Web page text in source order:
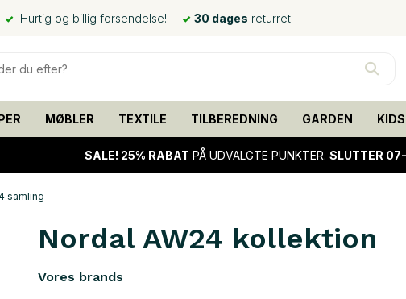
Hurtig og billig forsendelse! 30 dages returret
MØBLER TEXTILE TILBEREDNING GARDEN KIDS
SALE! 25% RABAT PÅ UDVALGTE PUNKTER. SLUTTER
samling
Nordal AW24 kollektion
Vores brands